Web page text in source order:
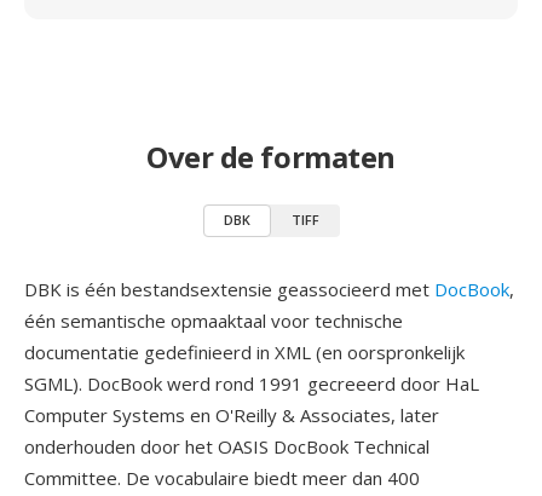
Over de formaten
DBK TIFF
DBK is één bestandsextensie geassocieerd met DocBook,
één semantische opmaaktaal voor technische
documentatie gedefinieerd in XML (en oorspronkelijk
SGML). DocBook werd rond 1991 gecreeerd door HaL
Computer Systems en O'Reilly & Associates, later
onderhouden door het OASIS DocBook Technical
Committee. De vocabulaire biedt meer dan 400